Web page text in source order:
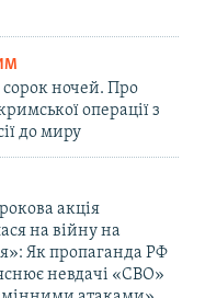
сорок ночей. Про
операції з
до миру
акція
на війну на
Як пропаганда РФ
невдачі «СВО»